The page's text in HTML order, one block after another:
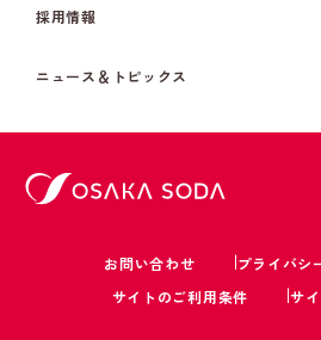
採用情報
ニュース＆トピックス
お問い合わせ
プライバシ
サイトのご利用条件
サ